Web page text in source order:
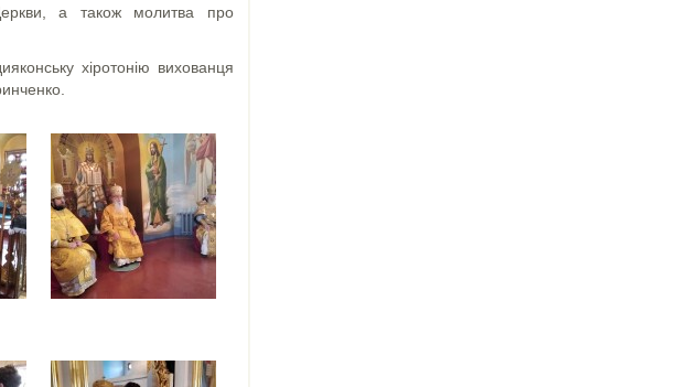
а також молитва про
хіротонію вихованця